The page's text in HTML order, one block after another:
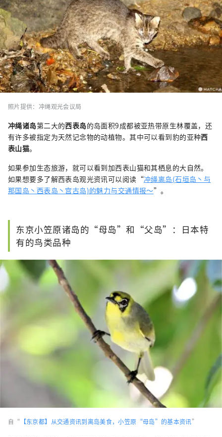
照片提供：冲绳观光会议局
冲绳诸岛第二大的西表岛的岛面积9成都被亚热带原生林覆盖，还
有许多被指定为天然记念物的动植物。其中可以看到豹的亚种西
表山猫。
如果参加生态旅游，就可以看到加西表山猫和其栖息的大自然。
如果想要多了解西表岛观光资讯可以阅读“冲绳离岛(石垣岛丶与
那国岛丶西表岛丶宫古岛)的魅力与交通情报～”。
东京小笠原诸岛的“母岛”和“父岛”：日本特
有的鸟类品种
自“ 【东京都】从交通资讯到离岛美食，小笠原“母岛”的基本资讯”